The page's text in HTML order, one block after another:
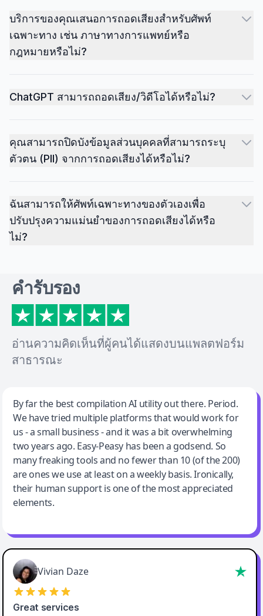
บริการของคุณเสนอการถอดเสียงสำหรับศัพท์
เฉพาะทาง เช่น ภาษาทางการแพทย์หรือ
กฎหมายหรือไม่?
ChatGPT สามารถถอดเสียง/วิดีโอได้หรือไม่?
คุณสามารถปิดบังข้อมูลส่วนบุคคลที่สามารถระบุ
ตัวตน (PII) จากการถอดเสียงได้หรือไม่?
ฉันสามารถให้ศัพท์เฉพาะทางของตัวเองเพื่อ
ปรับปรุงความแม่นยำของการถอดเสียงได้หรือ
ไม่?
คำรับรอง
อ่านความคิดเห็นที่ผู้คนได้แสดงบนแพลตฟอร์ม
สาธารณะ
Jeff Wilson
By far the best compilation AI utility
By far the best compilation AI utility out there. Period.
We have tried multiple platforms that would work for
us - a small business - and it was a bit overwhelming
two years ago. Easy-Peasy has been a godsend. So
many freaking tools and no fewer than 10 (of the 200)
are ones we use at least on a weekly basis. Ironically,
their human support is one of the most appreciated
elements.
Vivian Daze
Great services